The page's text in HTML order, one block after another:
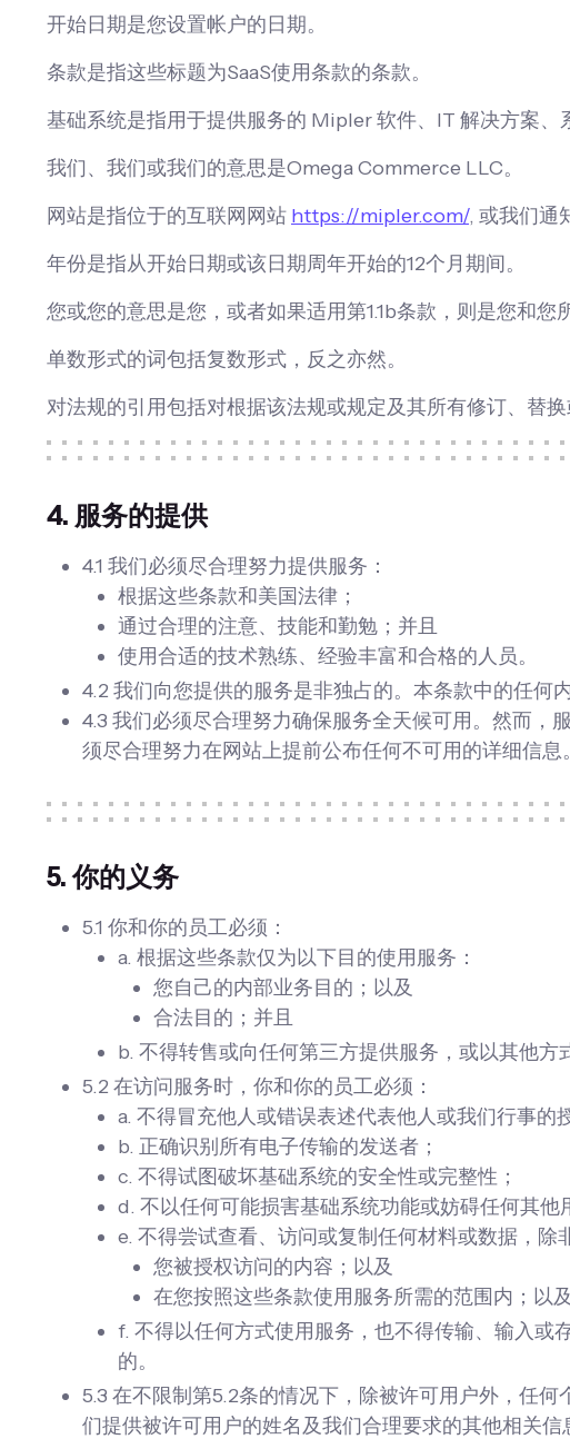
开始日期是您设置帐户的日期。
条款是指这些标题为SaaS使用条款的条款。
基础系统是指用于提供服务的 Mipler 软件、IT 解决方案、
我们、我们或我们的意思是Omega Commerce LLC。
网站是指位于的互联网网站 https://mipler.com/, 或我们通
年份是指从开始日期或该日期周年开始的12个月期间。
您或您的意思是您，或者如果适用第1.1b条款，则是您和您
单数形式的词包括复数形式，反之亦然。
对法规的引用包括对根据该法规或规定及其所有修订、替
4. 服务的提供
4.1 我们必须尽合理努力提供服务：
根据这些条款和美国法律；
通过合理的注意、技能和勤勉；并且
使用合适的技术熟练、经验丰富和合格的人员。
4.2 我们向您提供的服务是非独占的。本条款中的任何
4.3 我们必须尽合理努力确保服务全天候可用。然而，
须尽合理努力在网站上提前公布任何不可用的详细信息。
5. 你的义务
5.1 你和你的员工必须：
a. 根据这些条款仅为以下目的使用服务：
您自己的内部业务目的；以及
合法目的；并且
b. 不得转售或向任何第三方提供服务，或以其他方
5.2 在访问服务时，你和你的员工必须：
a. 不得冒充他人或错误表述代表他人或我们行事的
b. 正确识别所有电子传输的发送者；
c. 不得试图破坏基础系统的安全性或完整性；
d. 不以任何可能损害基础系统功能或妨碍任何其他
e. 不得尝试查看、访问或复制任何材料或数据，除
您被授权访问的内容；以及
在您按照这些条款使用服务所需的范围内；以及
f. 不得以任何方式使用服务，也不得传输、输入或
的。
5.3 在不限制第5.2条的情况下，除被许可用户外，任
们提供被许可用户的姓名及我们合理要求的其他相关信